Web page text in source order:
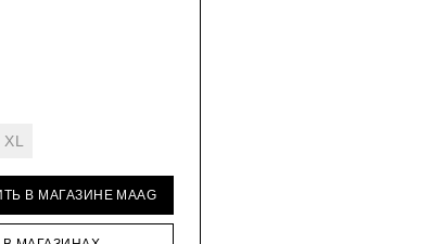
XL
В МАГАЗИНЕ MAAG